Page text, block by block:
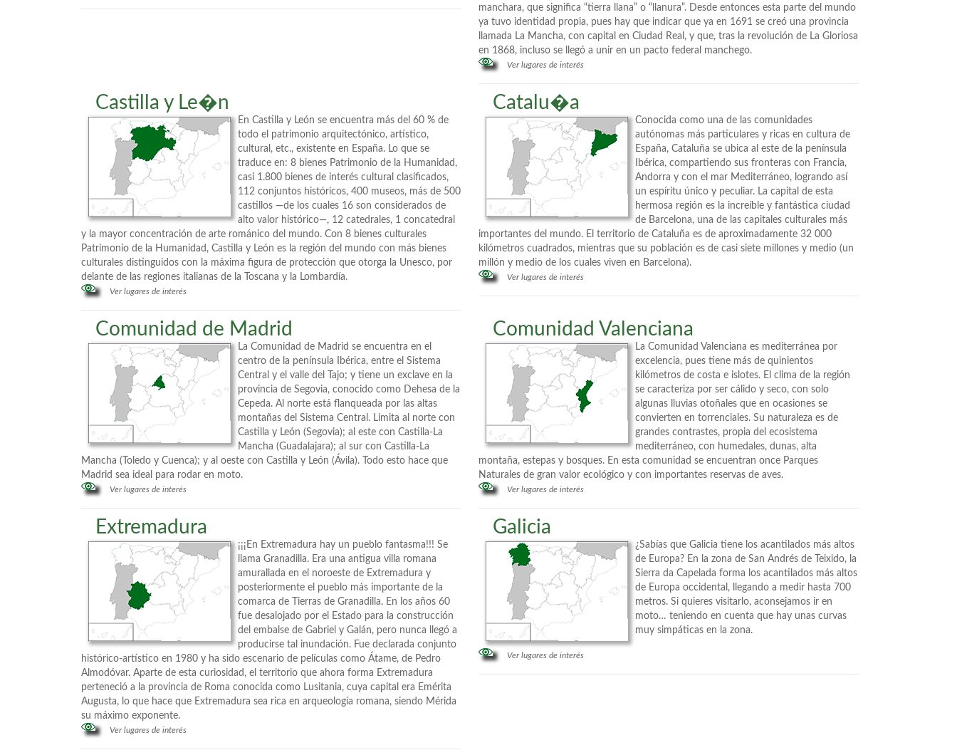
manchara, que significa “tierra llana” o “llanura”. Desde entonces esta parte del mundo
ya tuvo identidad propia, pues hay que indicar que ya en 1691 se creó una provincia
llamada La Mancha, con capital en Ciudad Real, y que, tras la revolución de La Gloriosa
en 1868, incluso se llegó a unir en un pacto federal manchego.
Ver lugares de interés
Castilla y Le�n
En Castilla y León se encuentra más del 60 % de
todo el patrimonio arquitectónico, artístico,
cultural, etc., existente en España. Lo que se
traduce en: 8 bienes Patrimonio de la Humanidad,
casi 1.800 bienes de interés cultural clasificados,
112 conjuntos históricos, 400 museos, más de 500
castillos —de los cuales 16 son considerados de
alto valor histórico—, 12 catedrales, 1 concatedral
y la mayor concentración de arte románico del mundo. Con 8 bienes culturales
Patrimonio de la Humanidad, Castilla y León es la región del mundo con más bienes
culturales distinguidos con la máxima figura de protección que otorga la Unesco, por
delante de las regiones italianas de la Toscana y la Lombardía.
Ver lugares de interés
Catalu�a
Conocida como una de las comunidades
autónomas más particulares y ricas en cultura de
España, Cataluña se ubica al este de la península
Ibérica, compartiendo sus fronteras con Francia,
Andorra y con el mar Mediterráneo, logrando así
un espíritu único y peculiar. La capital de esta
hermosa región es la increíble y fantástica ciudad
de Barcelona, una de las capitales culturales más
importantes del mundo. El territorio de Cataluña es de aproximadamente 32 000
kilómetros cuadrados, mientras que su población es de casi siete millones y medio (un
millón y medio de los cuales viven en Barcelona).
Ver lugares de interés
Comunidad de Madrid
La Comunidad de Madrid se encuentra en el
centro de la península Ibérica, entre el Sistema
Central y el valle del Tajo; y tiene un exclave en la
provincia de Segovia, conocido como Dehesa de la
Cepeda. Al norte está flanqueada por las altas
montañas del Sistema Central. Limita al norte con
Castilla y León (Segovia); al este con Castilla-La
Mancha (Guadalajara); al sur con Castilla-La
Mancha (Toledo y Cuenca); y al oeste con Castilla y León (Ávila). Todo esto hace que
Madrid sea ideal para rodar en moto.
Ver lugares de interés
Comunidad Valenciana
La Comunidad Valenciana es mediterránea por
excelencia, pues tiene más de quinientos
kilómetros de costa e islotes. El clima de la región
se caracteriza por ser cálido y seco, con solo
algunas lluvias otoñales que en ocasiones se
convierten en torrenciales. Su naturaleza es de
grandes contrastes, propia del ecosistema
mediterráneo, con humedales, dunas, alta
montaña, estepas y bosques. En esta comunidad se encuentran once Parques
Naturales de gran valor ecológico y con importantes reservas de aves.
Ver lugares de interés
Extremadura
¡¡¡En Extremadura hay un pueblo fantasma!!! Se
llama Granadilla. Era una antigua villa romana
amurallada en el noroeste de Extremadura y
posteriormente el pueblo más importante de la
comarca de Tierras de Granadilla. En los años 60
fue desalojado por el Estado para la construcción
del embalse de Gabriel y Galán, pero nunca llegó a
producirse tal inundación. Fue declarada conjunto
histórico-artístico en 1980 y ha sido escenario de películas como Átame, de Pedro
Almodóvar. Aparte de esta curiosidad, el territorio que ahora forma Extremadura
perteneció a la provincia de Roma conocida como Lusitania, cuya capital era Emérita
Augusta, lo que hace que Extremadura sea rica en arqueología romana, siendo Mérida
su máximo exponente.
Ver lugares de interés
Galicia
¿Sabías que Galicia tiene los acantilados más altos
de Europa? En la zona de San Andrés de Teixido, la
Sierra da Capelada forma los acantilados más altos
de Europa occidental, llegando a medir hasta 700
metros. Si quieres visitarlo, aconsejamos ir en
moto… teniendo en cuenta que hay unas curvas
muy simpáticas en la zona.
Ver lugares de interés